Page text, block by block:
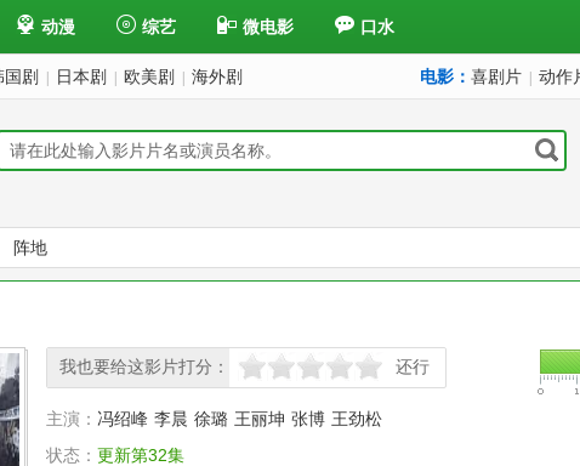
动漫 综艺 微电影 口水
国剧 日本剧 欧美剧 海外剧 电影： 喜剧片 动作
阵地
我也要给这影片打分：
很差较差 还行推荐 力荐 还行
主演： 冯绍峰 李晨 徐璐 王丽坤 张博 王劲松
状态： 更新第32集